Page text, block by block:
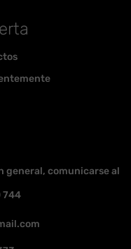
general, comunicarse al
744